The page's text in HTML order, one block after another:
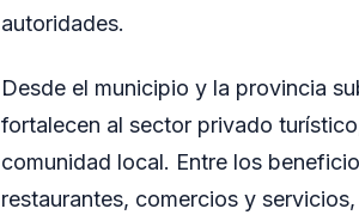
autoridades.
Desde el municipio y la provincia
fortalecen al sector privado
comunidad local. Entre los
restaurantes, comercios y